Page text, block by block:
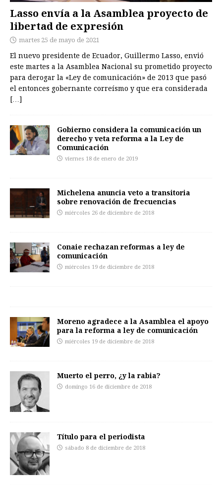
Lasso envía a la Asamblea proyecto de
libertad de expresión
martes 25 de mayo de 2021
El nuevo presidente de Ecuador, Guillermo Lasso, envió
este martes a la Asamblea Nacional su prometido proyecto
para derogar la «Ley de comunicación» de 2013 que pasó
el entonces gobernante correísmo y que era considerada
[…]
Gobierno considera la comunicación un
derecho y veta reforma a la Ley de
Comunicación
viernes 18 de enero de 2019
Michelena anuncia veto a transitoria
sobre renovación de frecuencias
miércoles 26 de diciembre de 2018
Conaie rechazan reformas a ley de
comunicación
miércoles 19 de diciembre de 2018
Moreno agradece a la Asamblea el apoyo
para la reforma a ley de comunicación
miércoles 19 de diciembre de 2018
Muerto el perro, ¿y la rabia?
domingo 16 de diciembre de 2018
Título para el periodista
sábado 8 de diciembre de 2018